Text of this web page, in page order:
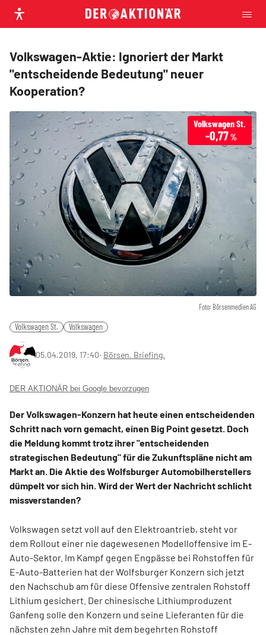
Volkswagen-Aktie: Ignoriert der Markt
"entscheidende Bedeutung" neuer
Kooperation?
Foto: Börsenmedien AG
Volkswagen St.
-0,77 %
Volkswagen St. Volkswagen
05.04.2019, 17:40‧ Börsen. Briefing.
DER AKTIONÄR bei Google bevorzugen
Der Volkswagen-Konzern hat heute einen entscheidenden
Schritt nach vorn gemacht, einen Big Point gesetzt. Doch
die Meldung kommt trotz ihrer "entscheidenden
strategischen Bedeutung" für die Zukunftspläne nicht am
Markt an. Die Aktie des Wolfsburger Automobilherstellers
dümpelt vor sich hin. Wird der Wert der Nachricht schlicht
missverstanden?
Volkswagen setzt voll auf den Elektroantrieb, steht vor
dem Rollout einer nie dagewesenen Modelloffensive im E-
Auto-Sektor. Im Kampf gegen Engpässe bei Rohstoffen für
E-Auto-Batterien hat der Wolfsburger Konzern sich jetzt
den Nachschub am für diese Offensive zentralen Rohstoff
Lithium gesichert. Der chinesische Lithiumproduzent
Ganfeng solle den Konzern und seine Lieferanten für die
nächsten zehn Jahre mit dem begehrten Rohstoff